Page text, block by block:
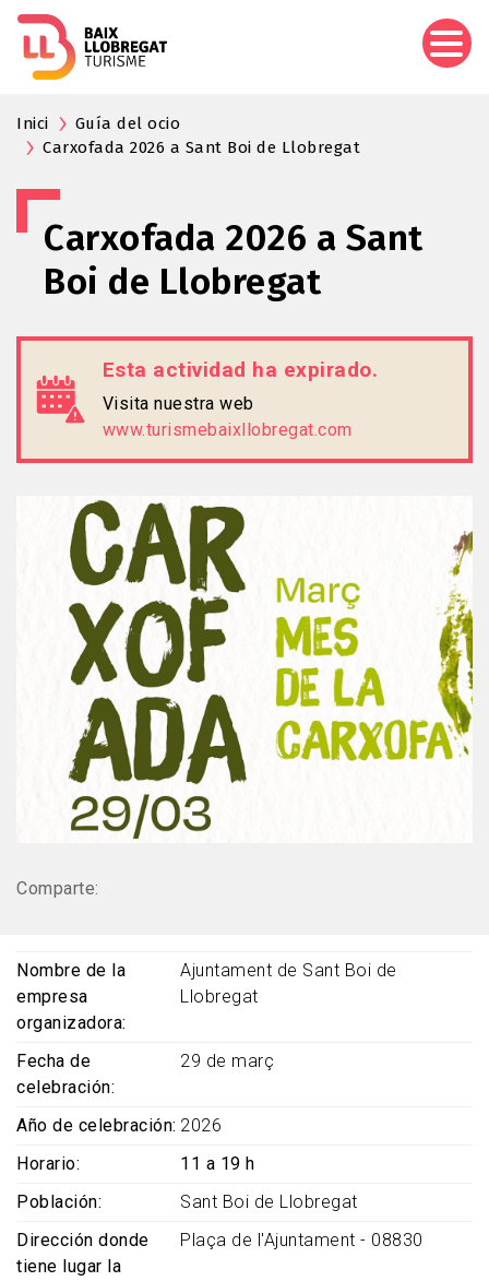
Inici
Guía del ocio
Carxofada 2026 a Sant Boi de Llobregat
Carxofada 2026 a Sant
Boi de Llobregat
Esta actividad ha expirado.
Visita nuestra web
www.turismebaixllobregat.com
Comparte:
Nombre de la
empresa
organizadora
Ajuntament de Sant Boi de
Llobregat
Fecha de
celebración
29 de març
Año de celebración 2026
Horario
11 a 19 h
Población
Sant Boi de Llobregat
Dirección donde
tiene lugar la
Plaça de l'Ajuntament - 08830